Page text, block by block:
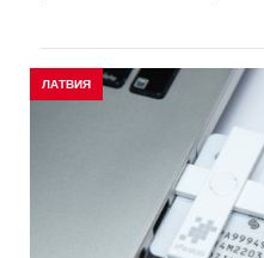
ЛАТВИЯ